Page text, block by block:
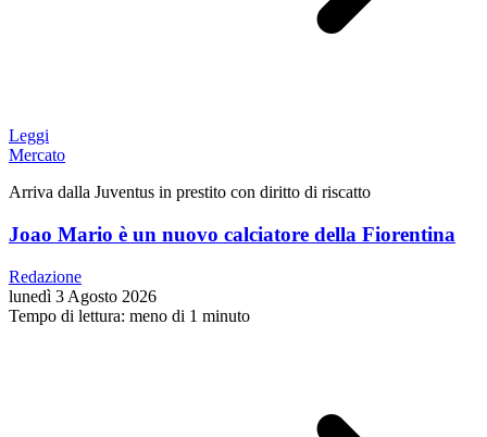
Leggi
Mercato
Arriva dalla Juventus in prestito con diritto di riscatto
Joao Mario è un nuovo calciatore della Fiorentina
Redazione
lunedì 3 Agosto 2026
Tempo di lettura: meno di 1 minuto